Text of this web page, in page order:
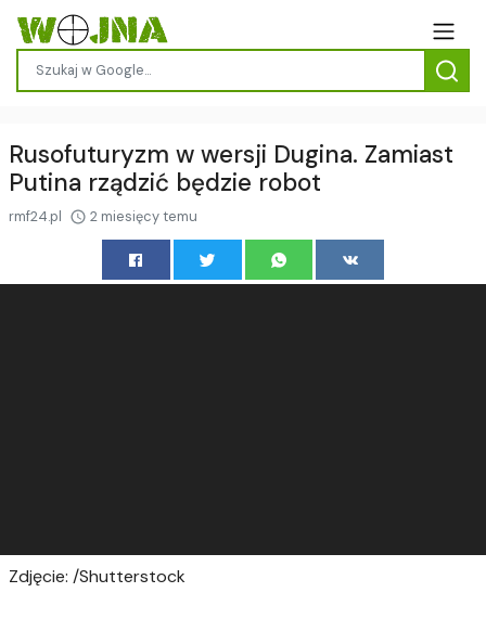
Rusofuturyzm w wersji Dugina. Zamiast
Putina rządzić będzie robot
rmf24.pl 2 miesięcy temu
Zdjęcie: /Shutterstock